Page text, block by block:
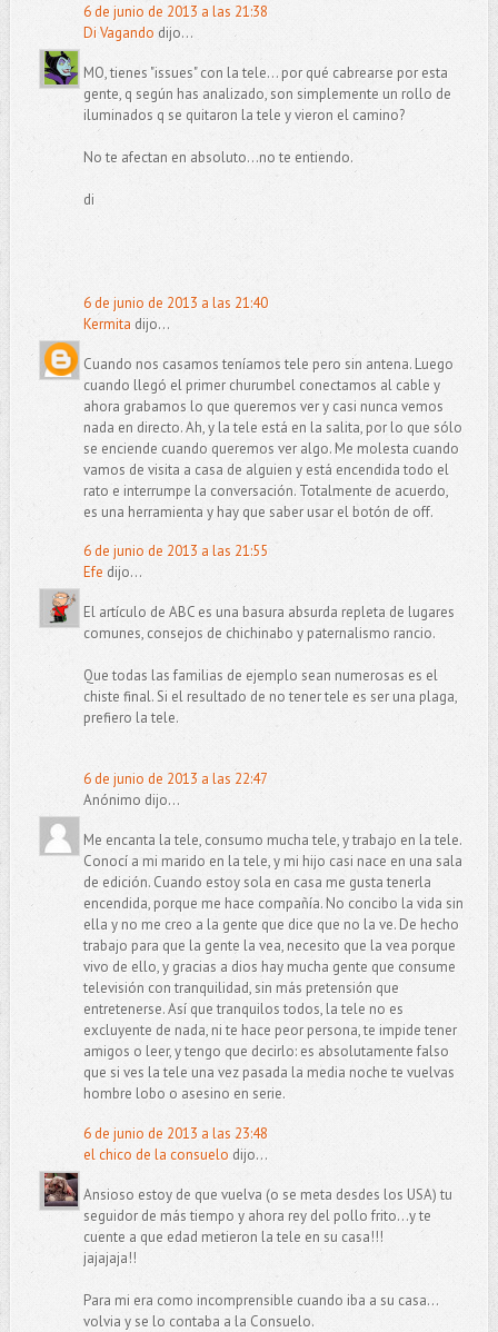
6 de junio de 2013 a las 21:38
Di Vagando dijo...
MO, tienes "issues" con la tele... por qué cabrearse por esta
gente, q según has analizado, son simplemente un rollo de
iluminados q se quitaron la tele y vieron el camino?
No te afectan en absoluto...no te entiendo.
di
6 de junio de 2013 a las 21:40
Kermita dijo...
Cuando nos casamos teníamos tele pero sin antena. Luego
cuando llegó el primer churumbel conectamos al cable y
ahora grabamos lo que queremos ver y casi nunca vemos
nada en directo. Ah, y la tele está en la salita, por lo que sólo
se enciende cuando queremos ver algo. Me molesta cuando
vamos de visita a casa de alguien y está encendida todo el
rato e interrumpe la conversación. Totalmente de acuerdo,
es una herramienta y hay que saber usar el botón de off.
6 de junio de 2013 a las 21:55
Efe dijo...
El artículo de ABC es una basura absurda repleta de lugares
comunes, consejos de chichinabo y paternalismo rancio.
Que todas las familias de ejemplo sean numerosas es el
chiste final. Si el resultado de no tener tele es ser una plaga,
prefiero la tele.
6 de junio de 2013 a las 22:47
Anónimo dijo...
Me encanta la tele, consumo mucha tele, y trabajo en la tele.
Conocí a mi marido en la tele, y mi hijo casi nace en una sala
de edición. Cuando estoy sola en casa me gusta tenerla
encendida, porque me hace compañía. No concibo la vida sin
ella y no me creo a la gente que dice que no la ve. De hecho
trabajo para que la gente la vea, necesito que la vea porque
vivo de ello, y gracias a dios hay mucha gente que consume
televisión con tranquilidad, sin más pretensión que
entretenerse. Así que tranquilos todos, la tele no es
excluyente de nada, ni te hace peor persona, te impide tener
amigos o leer, y tengo que decirlo: es absolutamente falso
que si ves la tele una vez pasada la media noche te vuelvas
hombre lobo o asesino en serie.
6 de junio de 2013 a las 23:48
el chico de la consuelo dijo...
Ansioso estoy de que vuelva (o se meta desdes los USA) tu
seguidor de más tiempo y ahora rey del pollo frito...y te
cuente a que edad metieron la tele en su casa!!!
jajajaja!!
Para mi era como incomprensible cuando iba a su casa...
volvia y se lo contaba a la Consuelo.